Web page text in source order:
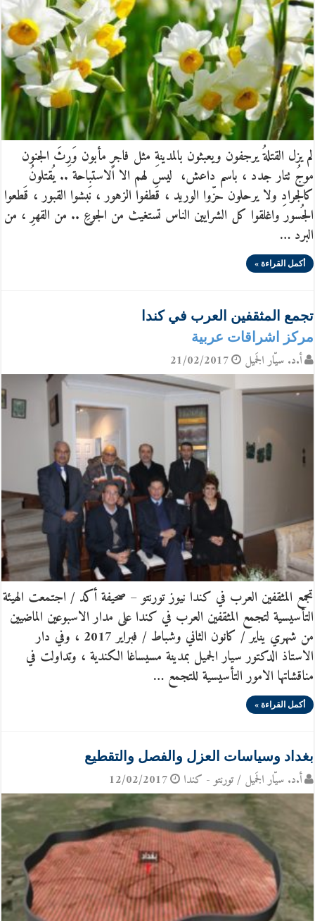
لم يزل القتلةُ يرجفون ويعبثون بالمدينةِ مثل فاجرٍ مأبون وَرِثَ الجنون
موجُ تتار جدد ، باسم داعش، ليس لهم الا الاستباحة .. يُقتلونُ
كالجرادِ ولا يرحلون حزّوا الوريد ، قَطفوا الزهور ، نَبشوا القبور ، قَطعوا
الجُسور واغلقوا كل الشرايين الناس تستغيث من الجوعِ .. من القهرِ ، من
البرد …
أكمل القراءة »
تجمع المثقفين العرب في كندا
مركز اشراقات عربية
أ.د. سيّار الجَميل 21/02/2017
تجمع المثقفين العرب في كندا نيوز تورنتو – صحيفة أكد / اجتمعت الهيئة
التأسيسية لتجمع المثقفين العرب في كندا على مدار الاسبوعين الماضيين
من شهري يناير / كانون الثاني وشباط / فبراير 2017 ، وفي دار
الاستاذ الدكتور سيار الجميل بمدينة مسيساغا الكندية ، وتداولت في
مناقشاتها الامور التأسيسية للتجمع …
أكمل القراءة »
بغداد وسياسات العزل والفصل والتقطيع
أ.د. سيّار الجَميل / تورنتو - كندا 12/02/2017